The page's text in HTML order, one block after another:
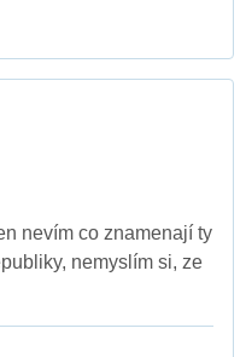
nevím co znamenají ty
nemyslím si, ze